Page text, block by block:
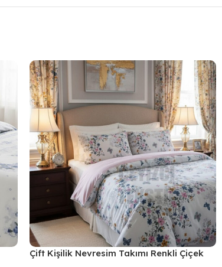
Çift Kişilik Nevresim Takımı Renkli Çiçek